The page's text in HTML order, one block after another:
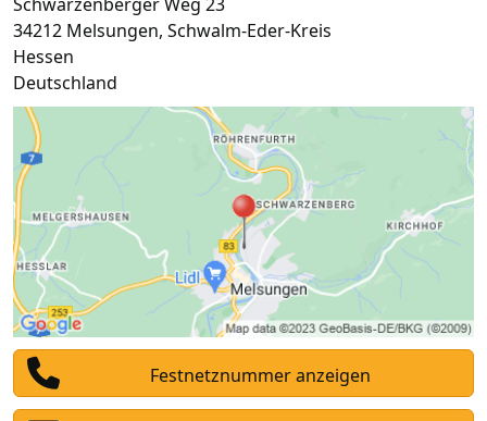
34212 Melsungen, Schwalm-Eder-Kreis
Hessen
Deutschland
Festnetznummer anzeigen